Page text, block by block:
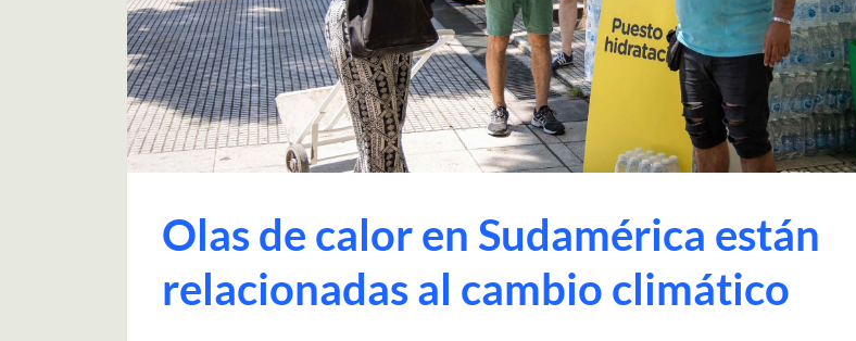
Olas de calor en Sudamérica están
relacionadas al cambio climático